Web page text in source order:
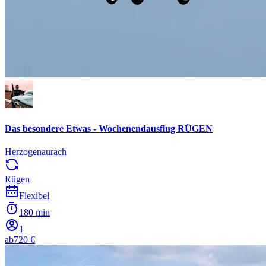
Das besondere Etwas - Wochenendausflug RÜGEN
Herzogenaurach
Rügen
Flexibel
180 min
1
ab720 €